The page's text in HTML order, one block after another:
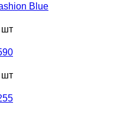
Blue
шт
шт